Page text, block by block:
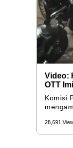
Video:
OTT
Komisi
28,691